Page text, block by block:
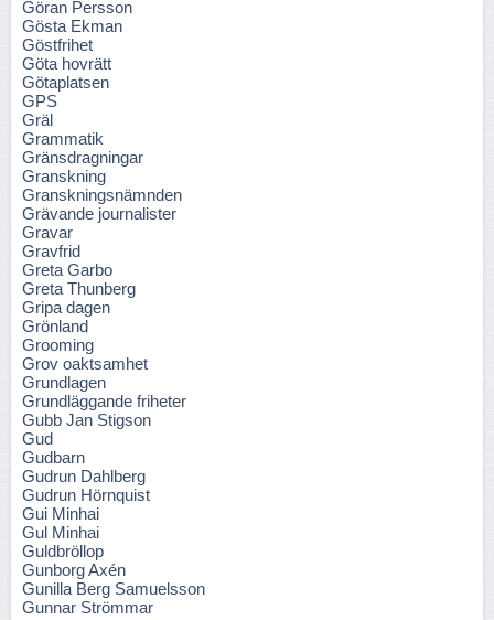
Göran Persson
Gösta Ekman
Göstfrihet
Göta hovrätt
Götaplatsen
GPS
Gräl
Grammatik
Gränsdragningar
Granskning
Granskningsnämnden
Grävande journalister
Gravar
Gravfrid
Greta Garbo
Greta Thunberg
Gripa dagen
Grönland
Grooming
Grov oaktsamhet
Grundlagen
Grundläggande friheter
Gubb Jan Stigson
Gud
Gudbarn
Gudrun Dahlberg
Gudrun Hörnquist
Gui Minhai
Gul Minhai
Guldbröllop
Gunborg Axén
Gunilla Berg Samuelsson
Gunnar Strömmar